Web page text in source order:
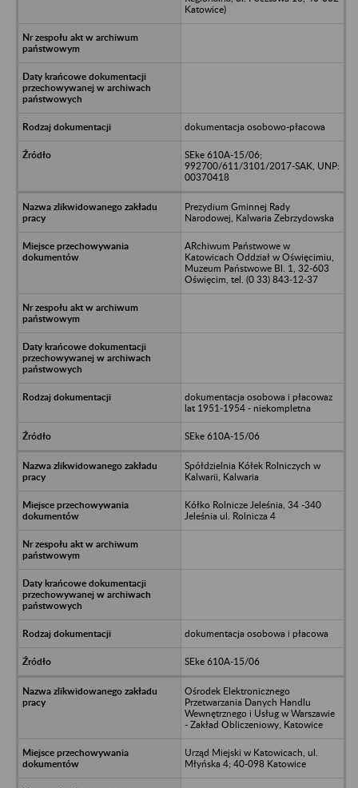
Katowice)
dokumentacja osobowo-płacowa
SEke 610A-15/06;
992700/611/3101/2017-SAK, UNP:
00370418
Prezydium Gminnej Rady
Narodowej, Kalwaria Zebrzydowska
ARchiwum Państwowe w
Katowicach Oddział w Oświęcimiu,
Muzeum Państwowe Bl. 1, 32-603
Oświęcim, tel. (0 33) 843-12-37
dokumentacja osobowa i płacowaz
lat 1951-1954 - niekompletna
SEke 610A-15/06
Spółdzielnia Kółek Rolniczych w
Kalwarii, Kalwaria
Kółko Rolnicze Jeleśnia, 34 -340
Jeleśnia ul. Rolnicza 4
dokumentacja osobowa i płacowa
SEke 610A-15/06
Ośrodek Elektronicznego
Przetwarzania Danych Handlu
Wewnętrznego i Usług w Warszawie
- Zakład Obliczeniowy, Katowice
Urząd Miejski w Katowicach, ul.
Młyńska 4; 40-098 Katowice